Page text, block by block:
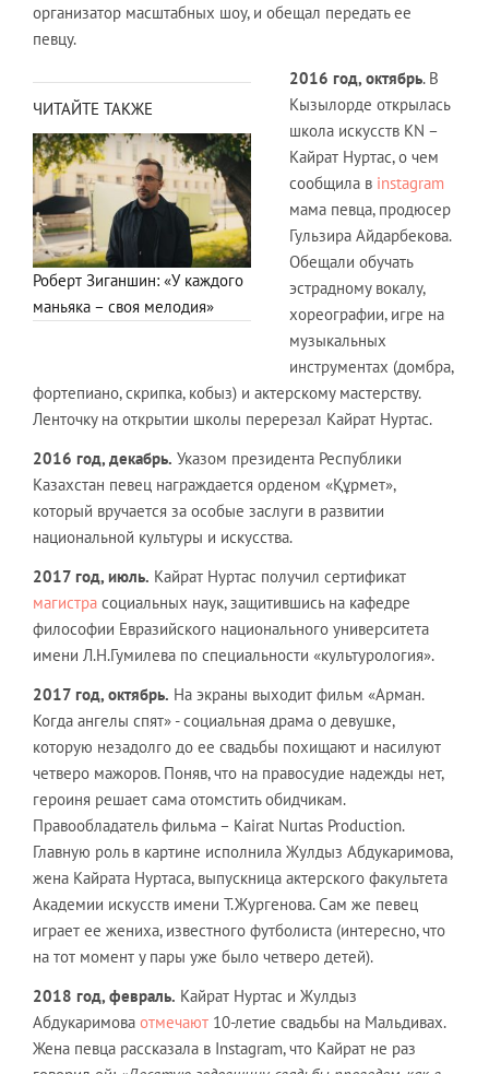
организатор масштабных шоу, и обещал передать ее
певцу.
ЧИТАЙТЕ ТАКЖЕ
Роберт Зиганшин: «У каждого
маньяка – своя мелодия»
2016 год, октябрь. В
Кызылорде открылась
школа искусств KN –
Кайрат Нуртас, о чем
сообщила в instagram
мама певца, продюсер
Гульзира Айдарбекова.
Обещали обучать
эстрадному вокалу,
хореографии, игре на
музыкальных
инструментах (домбра,
фортепиано, скрипка, кобыз) и актерскому мастерству.
Ленточку на открытии школы перерезал Кайрат Нуртас.
2016 год, декабрь. Указом президента Республики
Казахстан певец награждается орденом «Құрмет»,
который вручается за особые заслуги в развитии
национальной культуры и искусства.
2017 год, июль. Кайрат Нуртас получил сертификат
магистра социальных наук, защитившись на кафедре
философии Евразийского национального университета
имени Л.Н.Гумилева по специальности «культурология».
2017 год, октябрь. На экраны выходит фильм «Арман.
Когда ангелы спят» - социальная драма о девушке,
которую незадолго до ее свадьбы похищают и насилуют
четверо мажоров. Поняв, что на правосудие надежды нет,
героиня решает сама отомстить обидчикам.
Правообладатель фильма – Kairat Nurtas Production.
Главную роль в картине исполнила Жулдыз Абдукаримова,
жена Кайрата Нуртаса, выпускница актерского факультета
Академии искусств имени Т.Жургенова. Сам же певец
играет ее жениха, известного футболиста (интересно, что
на тот момент у пары уже было четверо детей).
2018 год, февраль. Кайрат Нуртас и Жулдыз
Абдукаримова отмечают 10-летие свадьбы на Мальдивах.
Жена певца рассказала в Instagram, что Кайрат не раз